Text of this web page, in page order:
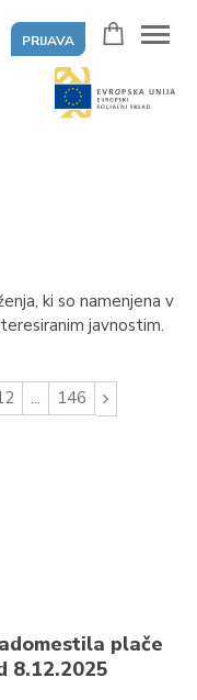
PRIJAVA
ki so namenjena v
javnostim.
... 146
plače
8.12.2025